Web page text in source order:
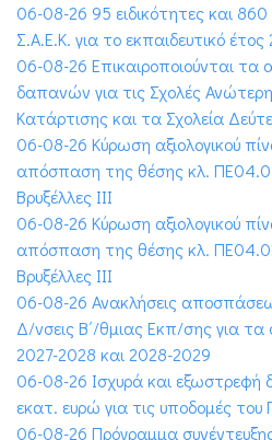
06-08-26 95 ειδικότητες και
Σ.Α.Ε.Κ. για το εκπαιδευτικό
06-08-26 Επικαιροποιούνται
δαπανών για τις Σχολές
Κατάρτισης και τα Σχολεία
06-08-26 Κύρωση αξιολογικού
απόσπαση της θέσης κλ.
Βρυξέλλες ΙΙΙ
06-08-26 Κύρωση αξιολογικού
απόσπαση της θέσης κλ.
Βρυξέλλες ΙΙΙ
06-08-26 Ανακλήσεις
Δ/νσεις Β΄/θμιας Εκπ/σης για τα
2027-2028 και 2028-2029
06-08-26 Ισχυρά και εξωστρεφή
εκατ. ευρώ για τις υποδομές
06-08-26 Πρόγραμμα